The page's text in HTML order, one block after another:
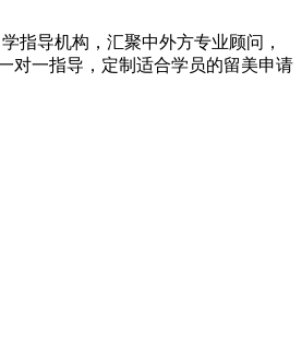
指导机构，汇聚中外方专业顾问，
对一指导，定制适合学员的留美申请